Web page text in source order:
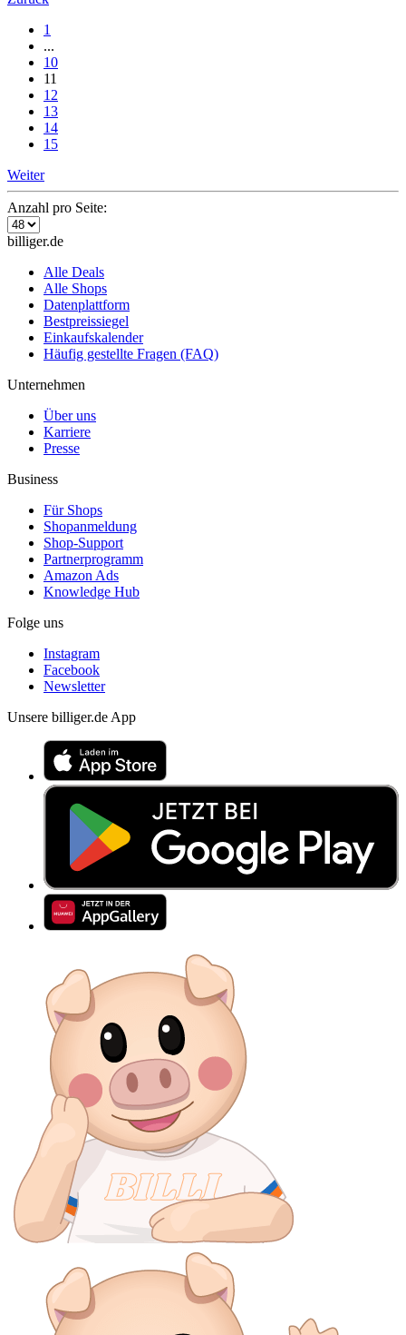
1
...
10
11
12
13
14
15
Weiter
Anzahl pro Seite:
billiger.de
Alle Deals
Alle Shops
Datenplattform
Bestpreissiegel
Einkaufskalender
Häufig gestellte Fragen (FAQ)
Unternehmen
Über uns
Karriere
Presse
Business
Für Shops
Shopanmeldung
Shop-Support
Partnerprogramm
Amazon Ads
Knowledge Hub
Folge uns
Instagram
Facebook
Newsletter
Unsere billiger.de App